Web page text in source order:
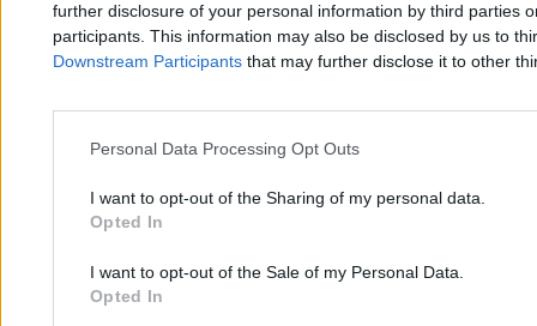
further disclosure of your personal information by third parties
participants. This information may also be disclosed by us to
Downstream Participants that may further disclose it to other
Personal Data Processing Opt Outs
I want to opt-out of the Sharing of my personal data.
Opted In
I want to opt-out of the Sale of my Personal Data.
Opted In